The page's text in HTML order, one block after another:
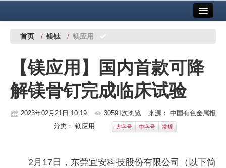
中国有色金属报社主办 广告服务
铜镍铅锌
铝
稀有稀土
首页 / 镁钛 / 镁应用
【镁应用】国内首款可降
解镁骨钉完成临床试验
2023年02月21日 10:19 30591次浏览 来源： 中国有色金属报
分类： 镁应用 大字号 中字号 常规
2月17日，东莞宜安科技股份有限公司（以下简